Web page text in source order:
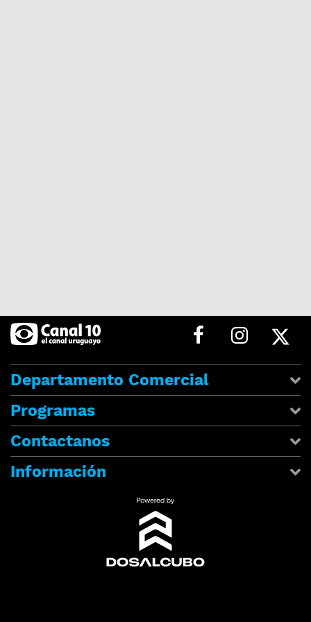
Departamento Comercial
Programas
Contactanos
Información